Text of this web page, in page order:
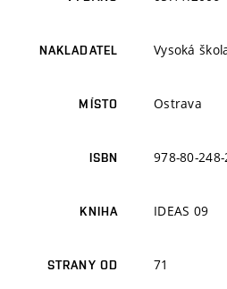
NAKLADATEL Vysoká
MÍSTO Ostrava
ISBN 978-80-
KNIHA IDEAS 09
STRANY OD 71